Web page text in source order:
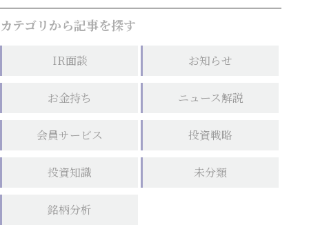
カテゴリから記事を探す
IR面談 お知らせ
お金持ち ニュース解説
会員サービス 投資戦略
投資知識 未分類
銘柄分析